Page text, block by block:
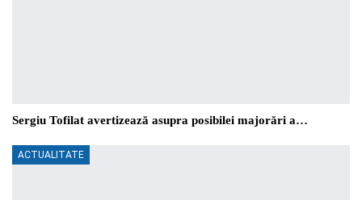
Sergiu Tofilat avertizează asupra posibilei majorări a…
ACTUALITATE